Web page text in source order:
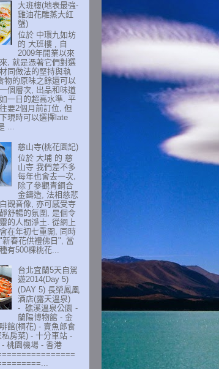
大班樓(地表最強-
雞油花雕蒸大紅
蟹)
位於 中環九如坊
的 大班樓 , 自
2009年開業以來
, 就是憑著它們對選
同做法的堅持與執
物的原味之餘還可以
個層次, 出品和味道
一日的超高水準. 平
要2個月前訂位, 但
現時可以選擇late
...
慈山寺(桃花園記)
位於 大埔 的 慈
山寺 我們差不多
每年也會去一次,
除了參觀青銅合
金鑄造, 法相慈悲
觀音像, 亦可感受寺
舒暢的氛圍, 是個令
的人間淨土. 從網上
在年初七重開, 同時
新春花供禮佛日", 當
有500棵桃花...
台北宜蘭5天自駕
遊2014(Day 5)
(DAY 5) 長榮鳳凰
酒店(露天溫泉)
- 礁溪溫泉公園 -
蘭陽博物館 - 金
館(桐花) - 賣魚郎食
私房菜) - 十分車站 -
桃園機場 - 香港